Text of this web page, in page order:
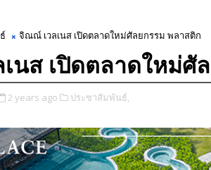
จิณณ์ เวลเนส เปิดตลาดใหม่ศัลยกรรม พลาสติก
นส เปิดตลาดใหม่ศั
2 years ago ประชาสัมพันธ์,